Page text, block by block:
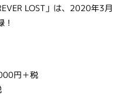
LOST」は、2020年3月
円＋税